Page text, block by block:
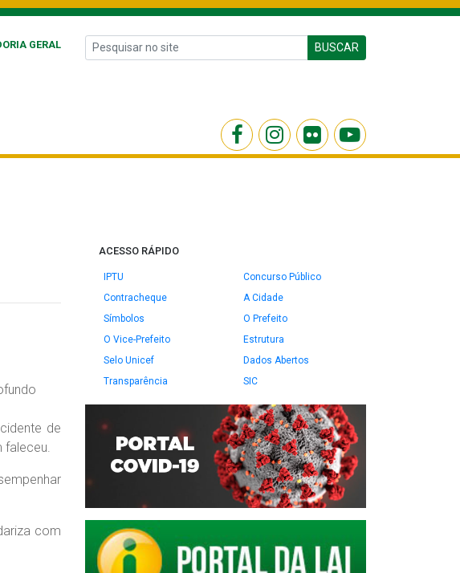
GERAL BUSCAR
de
faleceu.
com
ACESSO RÁPIDO
IPTU
Concurso Público
Contracheque
A Cidade
Símbolos
O Prefeito
O Vice-Prefeito
Estrutura
Selo Unicef
Dados Abertos
Transparência
SIC